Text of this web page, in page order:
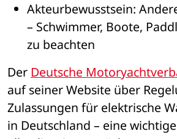
Akteurbewusstsein
– Schwimmer, Boote,
zu beachten
Der Deutsche
auf seiner Website über
Zulassungen für elektrische
in Deutschland – eine